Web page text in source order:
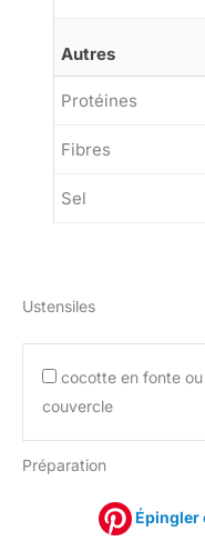
Autres
Protéines
Fibres
Sel
Ustensiles
cocotte en fonte
couvercle
Préparation
Épingler